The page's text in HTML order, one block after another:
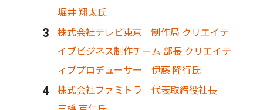
堀井 翔太氏
株式会社テレビ東京 制作局 クリエイテ
イブビジネス制作チーム 部長 クリエイテ
ィブプロデューサー 伊藤 隆行氏
株式会社ファミトラ 代表取締役社長